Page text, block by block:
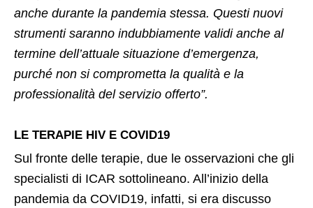
anche durante la pandemia stessa. Questi nuovi
strumenti saranno indubbiamente validi anche al
termine dell’attuale situazione d’emergenza,
purché non si comprometta la qualità e la
professionalità del servizio offerto”.
LE TERAPIE HIV E COVID19
Sul fronte delle terapie, due le osservazioni che gli
specialisti di ICAR sottolineano. All’inizio della
pandemia da COVID19, infatti, si era discusso